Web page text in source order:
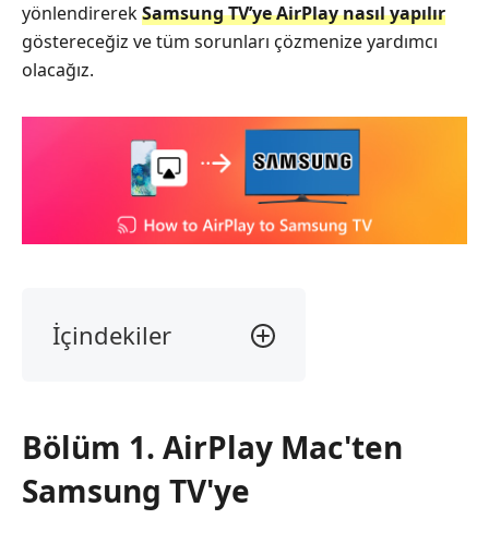
yönlendirerekSamsung TV’ye AirPlay nasıl yapılır
göstereceğiz ve tüm sorunları çözmenize yardımcı
olacağız.
İçindekiler
Mac'ten
TV'ye
Bölüm 1. AirPlay Mac'ten
Samsung TV'ye